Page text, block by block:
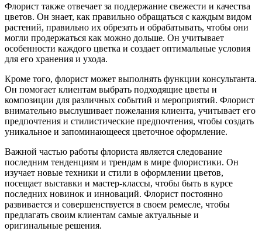
Флорист также отвечает за поддержание свежести и качества
цветов. Он знает, как правильно обращаться с каждым видом
растений, правильно их обрезать и обрабатывать, чтобы они
могли продержаться как можно дольше. Он учитывает
особенности каждого цветка и создает оптимальные условия
для его хранения и ухода.
Кроме того, флорист может выполнять функции консультанта.
Он помогает клиентам выбрать подходящие цветы и
композиции для различных событий и мероприятий. Флорист
внимательно выслушивает пожелания клиента, учитывает его
предпочтения и стилистические предпочтения, чтобы создать
уникальное и запоминающееся цветочное оформление.
Важной частью работы флориста является следование
последним тенденциям и трендам в мире флористики. Он
изучает новые техники и стили в оформлении цветов,
посещает выставки и мастер-классы, чтобы быть в курсе
последних новинок и инноваций. Флорист постоянно
развивается и совершенствуется в своем ремесле, чтобы
предлагать своим клиентам самые актуальные и
оригинальные решения.